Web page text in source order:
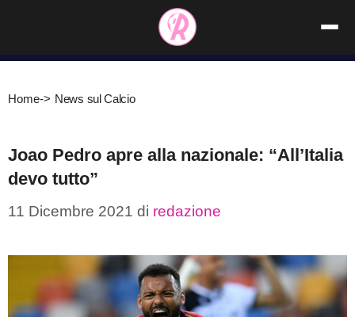
contenuto
Home-> News sul Calcio
Joao Pedro apre alla nazionale: “All’Italia
devo tutto”
11 Dicembre 2021 di redazione